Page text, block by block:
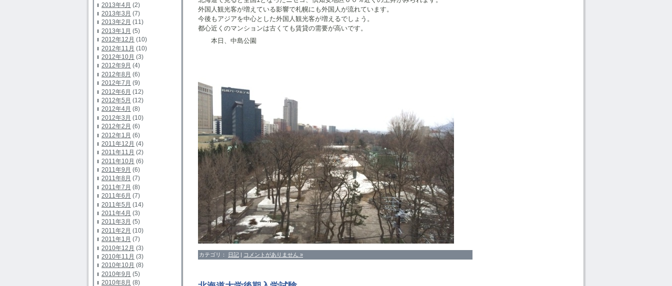
2013年4月 (2)
2013年3月 (7)
2013年2月 (11)
2013年1月 (5)
2012年12月 (10)
2012年11月 (10)
2012年10月 (3)
2012年9月 (4)
2012年8月 (6)
2012年7月 (9)
2012年6月 (12)
2012年5月 (12)
2012年4月 (8)
2012年3月 (10)
2012年2月 (6)
2012年1月 (6)
2011年12月 (4)
2011年11月 (2)
2011年10月 (6)
2011年9月 (6)
2011年8月 (7)
2011年7月 (8)
2011年6月 (7)
2011年5月 (14)
2011年4月 (3)
2011年3月 (5)
2011年2月 (10)
2011年1月 (7)
2010年12月 (3)
2010年11月 (3)
2010年10月 (8)
2010年9月 (5)
2010年8月 (8)
外国人観光客が増えている影響で札幌にも外国人が流れています。
今後もアジアを中心とした外国人観光客が増えるでしょう。
都心近くのマンションは古くても賃貸の需要が高いです。
本日、中島公園
カテゴリ： 日記 コメントがありません »